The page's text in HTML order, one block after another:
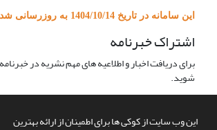
این وب سایت از کوکی ها برای اطمینان از ارائه بهترین
این سامانه در تاریخ 1404/10/14 به روزرسانی شد.
اشتراک خبرنامه
برای دریافت اخبار و اطلاعیه های مهم نشریه در
شوید.